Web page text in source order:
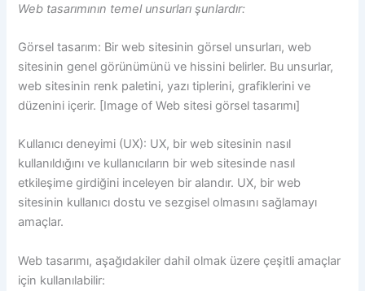
Web tasarımının temel unsurları şunlardır:
Görsel tasarım: Bir web sitesinin görsel unsurları, web
sitesinin genel görünümünü ve hissini belirler. Bu unsurlar,
web sitesinin renk paletini, yazı tiplerini, grafiklerini ve
düzenini içerir. [Image of Web sitesi görsel tasarımı]
Kullanıcı deneyimi (UX): UX, bir web sitesinin nasıl
kullanıldığını ve kullanıcıların bir web sitesinde nasıl
etkileşime girdiğini inceleyen bir alandır. UX, bir web
sitesinin kullanıcı dostu ve sezgisel olmasını sağlamayı
amaçlar.
Web tasarımı, aşağıdakiler dahil olmak üzere çeşitli amaçlar
için kullanılabilir: